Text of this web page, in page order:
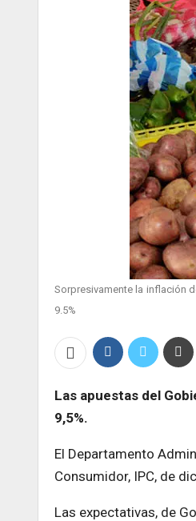
Sorpresivamente la inflación
9.5%
Las apuestas del
9,5%.
El Departamento
Consumidor, IPC, de
Las expectativas, de